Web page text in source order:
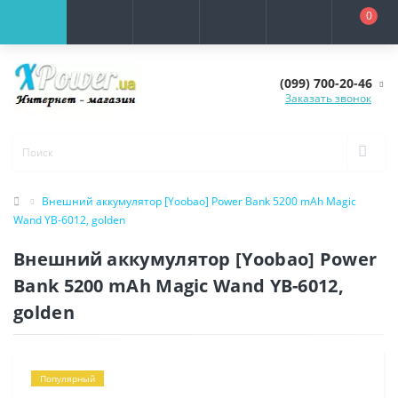
0
(099) 700-20-46
Заказать звонок
Внешний аккумулятор [Yoobao] Power Bank 5200 mAh Magic
Wand YB-6012, golden
Внешний аккумулятор [Yoobao] Power
Bank 5200 mAh Magic Wand YB-6012,
golden
Популярный